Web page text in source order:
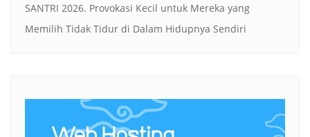
SANTRI 2026. Provokasi Kecil untuk Mereka yang
Memilih Tidak Tidur di Dalam Hidupnya Sendiri